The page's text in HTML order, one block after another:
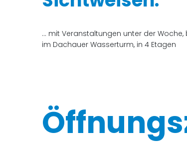
... mit Veranstaltungen unter der
im Dachauer Wasserturm, in 4 Etagen